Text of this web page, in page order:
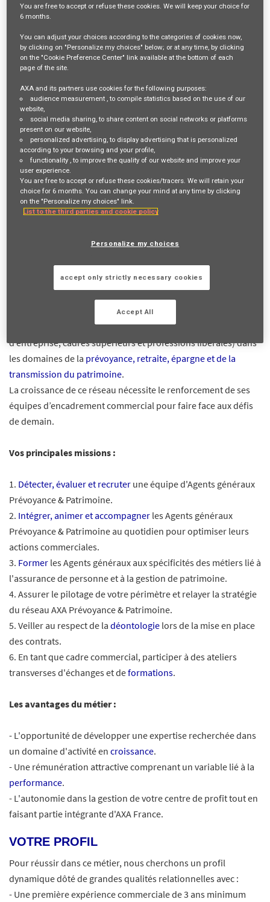
mail_outline
Login
or Register
Job Description
VOTRE RÔLE ET VOS MISSIONS
Vous avez unefibre commercialeet vous cherchez un
challenge à la hauteur de vos ambitions ? Vous avez la volonté
de développer uneexpertiseet proposer des solutions
personnalisées à vos clients ?
réseau de distribution d'AXA France :AXA Prévoyance &
! Ce réseau est composé 1600 Agents généraux
exclusifs, présents sur toute la France. Fort d’une méthode
éthiquereconnues, nos Agents
accompagnent une clientèle haut de gamme (dirigeants, chefs
d’entreprise, cadres supérieurs et professions libérales) dans
les domaines de la prévoyance, retraite, épargne et de la
transmission du patrimoine.
La croissance de ce réseau nécessite le renforcement de ses
équipes d’encadrement commercial pour faire face aux défis
de demain.
Vos principales missions :
1. Détecter, évaluer et recruter une équipe d'Agents généraux
Prévoyance & Patrimoine.
2. Intégrer, animer et accompagner les Agents généraux
Prévoyance & Patrimoine au quotidien pour optimiser leurs
actions commerciales.
3. Former les Agents généraux aux spécificités des métiers lié à
l'assurance de personne et à la gestion de patrimoine.
4. Assurer le pilotage de votre périmètre et relayer la stratégie
du réseau AXA Prévoyance & Patrimoine.
5. Veiller au respect de la déontologie lors de la mise en place
des contrats.
6. En tant que cadre commercial, participer à des ateliers
transverses d'échanges et deformations.
Les avantages du métier :
- L'opportunité de développer une expertise recherchée dans
un domaine d'activité en croissance.
- Une rémunération attractive comprenant un variable lié à la
performance.
- L'autonomie dans la gestion de votre centre de profit tout en
faisant partie intégrante d'AXA France.
VOTRE PROFIL
Pour réussir dans ce métier, nous cherchons un profil
dynamique dôté de grandes qualités relationnelles avec :
- Une première expérience commerciale de 3 ans minimum
You are freeto accept or refusethese cookies. We will keep your choice for
6 months.
You can adjust your choices according to the categories of cookies now,
by clicking on "Personalize my choices" below; or at any time, by clicking
on the "Cookie Preference Center" link available at the bottom of each
page of the site.
AXA and its partners use cookies for the following purposes:
audience measurement , to compile statistics based on the use of our
website,
social media sharing, to share content on social networks or platforms
present on our website,
personalized advertising, to display advertising that is personalized
according to your browsing and your profile,
functionality , to improve the quality of our website and improve your
user experience.
You are free to accept or refuse these cookies/tracers. We will retain your
choice for 6 months. You can change your mind at any time by clicking
on the "Personalize my choices" link.
List to the third parties and cookie policy
Personalize my choices
accept only strictly necessary cookies
Accept All